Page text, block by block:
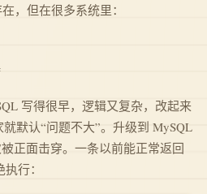
，但在很多系统里：
写得很早，逻辑又复杂，改起来
默认“问题不大”。升级到 MySQL
正面击穿。一条以前能正常返回
行：